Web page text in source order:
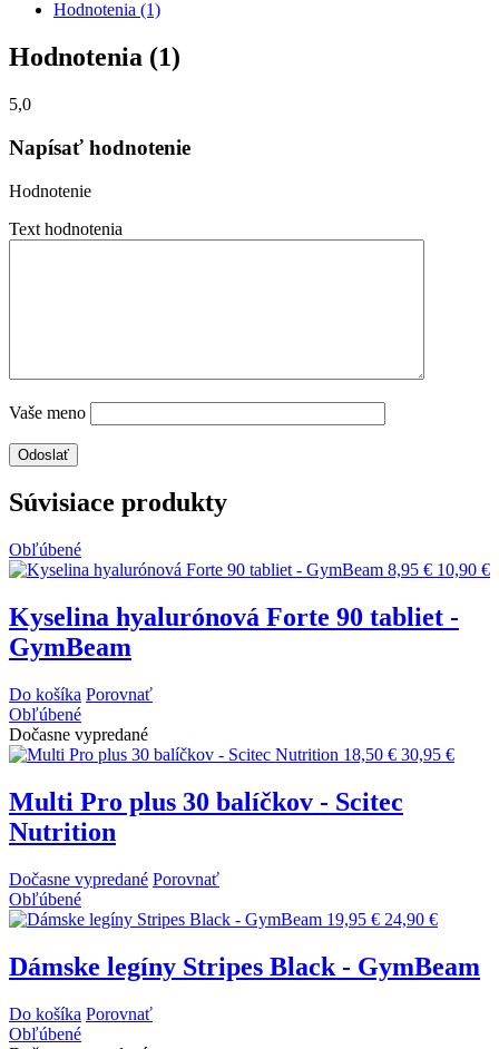
Hodnotenia (1)
Hodnotenia (1)
5,0
Napísať hodnotenie
Hodnotenie
Text hodnotenia
Vaše meno
Súvisiace produkty
Obľúbené
8,95 € 10,90 €
Kyselina hyalurónová Forte 90 tabliet -
GymBeam
Do košíka Porovnať
Obľúbené
Dočasne vypredané
18,50 € 30,95 €
Multi Pro plus 30 balíčkov - Scitec
Nutrition
Dočasne vypredané Porovnať
Obľúbené
19,95 € 24,90 €
Dámske legíny Stripes Black - GymBeam
Do košíka Porovnať
Obľúbené